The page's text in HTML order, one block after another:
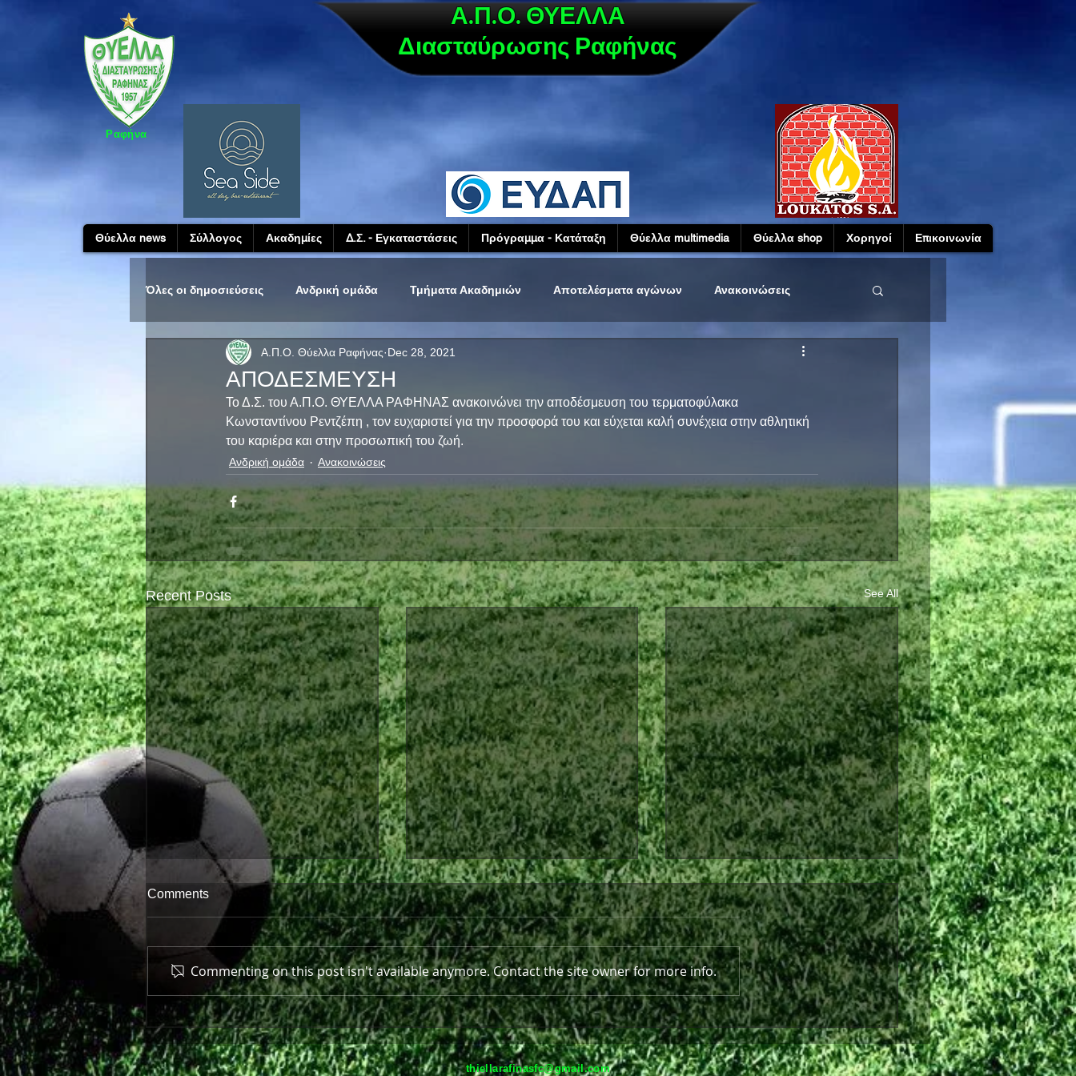
Ραφήνα
Α.Π.Ο. ΘΥΕΛΛΑ
Διασταύρωσης Ραφήνας
Θύελλα news Σύλλογος Ακαδημίες Δ.Σ. - Εγκαταστάσεις Πρόγραμμα - Κατάταξη Θύελλα multimedia Θύελλα shop Χορηγοί Επικοινωνία
Όλες οι δημοσιεύσεις Ανδρική ομάδα Τμήματα Ακαδημιών Αποτελέσματα αγώνων Ανακοινώσεις
AΠΟΔΕΣΜΕΥΣΗ
Α.Π.Ο. Θύελλα Ραφήνας Dec 28, 2021
Το Δ.Σ. του Α.Π.Ο. ΘΥΕΛΛΑ ΡΑΦΗΝΑΣ ανακοινώνει την αποδέσμευση του τερματοφύλακα
Κωνσταντίνου Ρεντζέπη , τον ευχαριστεί για την προσφορά του και εύχεται καλή συνέχεια στην αθλητική
του καριέρα και στην προσωπική του ζωή.
Ανδρική ομάδα Ανακοινώσεις
Recent Posts See All
Πρώτη παράσταση μπροστά
στον κόσμο της!
Στο πλευρό της Θύελλας και
τη νέα σεζόν ο Ανδρέας
Πισκοπάκης
Παρελθόν από τη Θύελλα
Ραφήνας ο Θωμάς Ντάφλας
Comments
Commenting on this post isn't available anymore. Contact the site owner for more info.
thiellarafinasfc@gmail.com